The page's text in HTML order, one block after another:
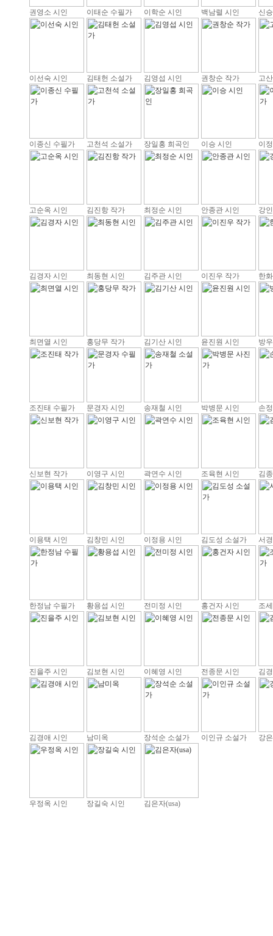
권영소 시인 이태순 수필가 이학순 시인 백남렬 시인 신
이선숙 시인 김태헌 소설가 김영섭 시인 권창순 작가 고
이종신 수필가 고천석 소설가 장일홍 희곡인 이승 시인 이
고순옥 시인 김진항 작가 최정순 시인 안종관 시인 강
김경자 시인 최동현 시인 김주관 시인 이진우 작가 한
최면열 시인 홍당무 작가 김기산 시인 윤진원 시인 방
조진태 수필가 문경자 시인 송재철 시인 박병문 시인 손
신보현 작가 이영구 시인 곽연수 시인 조육현 시인 김
이용택 시인 김창민 시인 이정용 시인 김도성 소설가 서
한정남 수필가 황용섭 시인 전미정 시인 홍건자 시인 조
진을주 시인 김보현 시인 이혜영 시인 전종문 시인 김
김경애 시인 남미옥 장석순 소설가 이인규 소설가 강
우정옥 시인 장길숙 시인 김은자(usa)